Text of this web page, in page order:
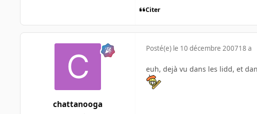
Citer
chattanooga
Posté(e) le 10 décembre 200718 a
euh, dejà vu dans les lidd, et